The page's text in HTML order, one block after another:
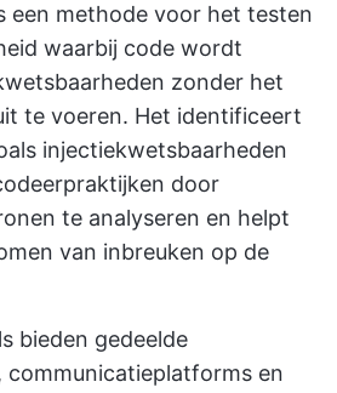
een methode voor het testen
waarbij code wordt
zonder het
te voeren. Het identificeert
injectiekwetsbaarheden
door
te analyseren en helpt
van inbreuken op de
bieden gedeelde
communicatieplatforms en